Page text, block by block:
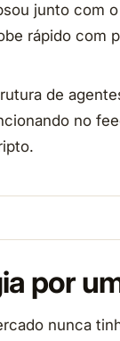
junto com
rápido com
de
no
por
nunca